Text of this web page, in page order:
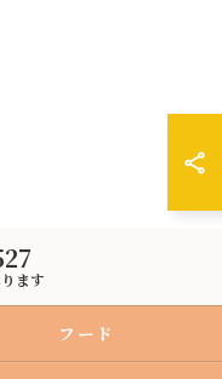
ます
フード